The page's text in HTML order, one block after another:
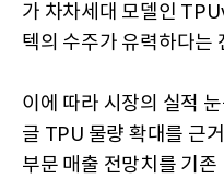
가 차차세대 모델인
텍의 수주가 유력하다는
이에 따라 시장의 실적
글 TPU 물량 확대를 근
부문 매출 전망치를 기